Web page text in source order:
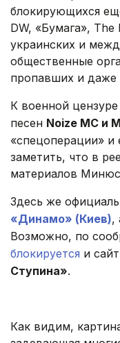
блокирующихся
DW, «Бумага»,
украинских и
общественные
пропавших и
К военной
песен Noize MC и
«спецоперации» и
заметить, что в
материалов
Здесь же
«Динамо» (Киев),
Возможно, по
блокируется и
Ступина».
Как видим,